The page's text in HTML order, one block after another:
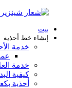
بيت
إنشاء خط أحذية
خدمة
خدمة
كيفية
أحذية